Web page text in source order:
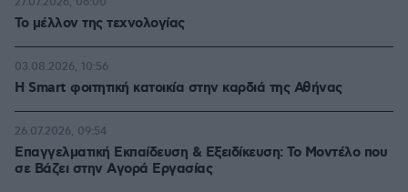
Το μέλλον της τεχνολογίας
Η Smart φοιτητική κατοικία στην καρδιά της Αθήνας
03.08.2026, 10:56
Επαγγελματική Εκπαίδευση & Εξειδίκευση: Το Mοντέλο που
σε Bάζει στην Aγορά Eργασίας
26.07.2026, 09:54